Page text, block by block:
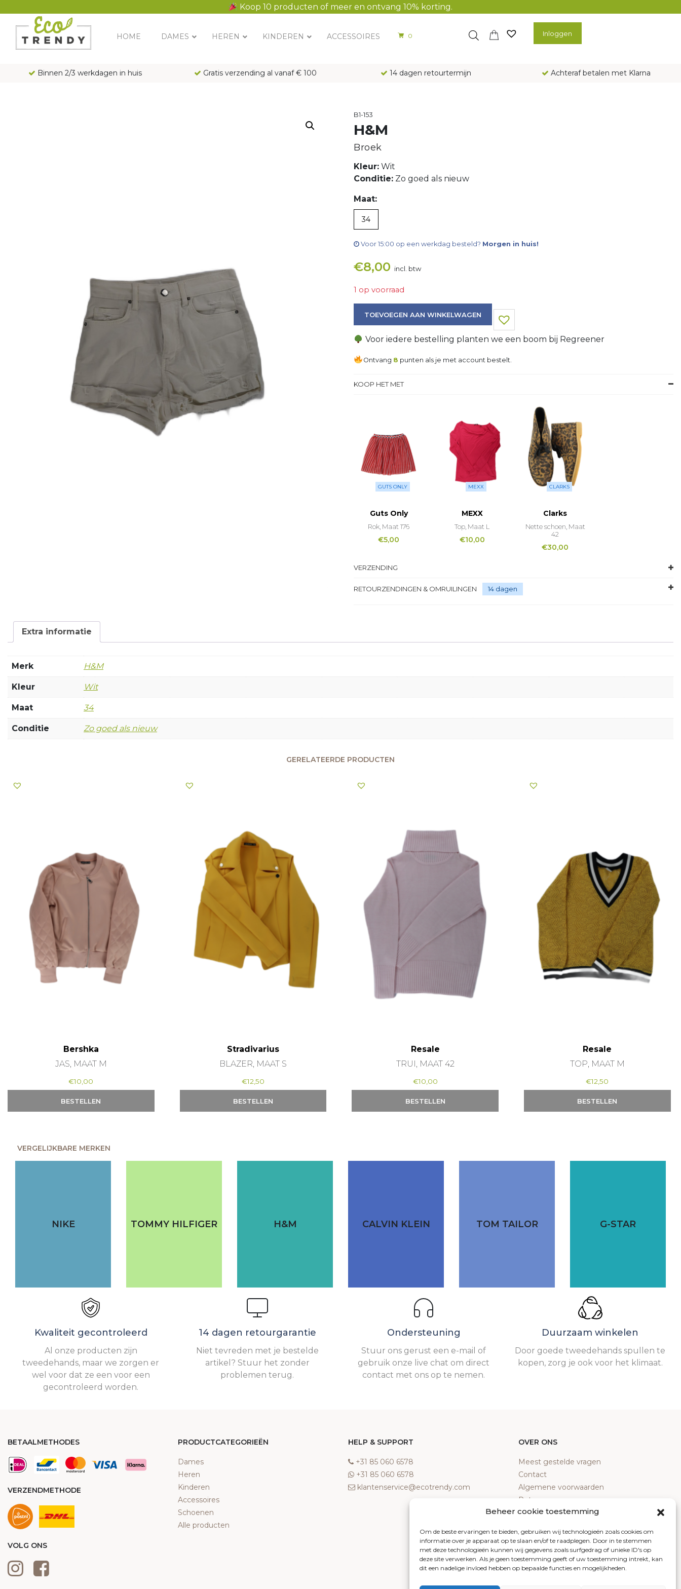
Koop 10 producten of meer en ontvang 10% korting.
Beheer cookie toestemming
Om de beste ervaringen te bieden, gebruiken wij technologieën zoals cookies om
informatie over je apparaat op te slaan en/of te raadplegen. Door in te stemmen
met deze technologieën kunnen wij gegevens zoals surfgedrag of unieke ID's op
deze site verwerken. Als je geen toestemming geeft of uw toestemming intrekt, kan
dit een nadelige invloed hebben op bepaalde functies en mogelijkheden.
Main Navigation
HOME DAMES HEREN KINDEREN ACCESSOIRES 0 Inloggen
Binnen 2/3 werkdagen in huis Gratis verzending al vanaf € 100 14 dagen retourtermijn Achteraf betalen met Klarna
B1-153
H&M
Broek
Kleur: Wit
Conditie: Zo goed als nieuw
Maat:
34
Voor 15:00 op een werkdag besteld? Morgen in huis!
€8,00 incl. btw
1 op voorraad
TOEVOEGEN AAN WINKELWAGEN
Voor iedere bestelling planten we een boom bij Regreener
Ontvang 8 punten als je met account bestelt.
KOOP HET MET
GUTS ONLY
Guts Only
Rok, Maat 176
€5,00
MEXX
MEXX
Top, Maat L
€10,00
CLARKS
Clarks
Nette schoen, Maat
42
€30,00
VERZENDING
RETOURZENDINGEN & OMRUILINGEN 14 dagen
Extra informatie
Merk H&M
Kleur Wit
Maat 34
Conditie Zo goed als nieuw
GERELATEERDE PRODUCTEN
Bershka
JAS, MAAT M
€10,00
BESTELLEN
Stradivarius
BLAZER, MAAT S
€12,50
BESTELLEN
Resale
TRUI, MAAT 42
€10,00
BESTELLEN
Resale
TOP, MAAT M
€12,50
BESTELLEN
VERGELIJKBARE MERKEN
NIKE TOMMY HILFIGER H&M CALVIN KLEIN TOM TAILOR G-STAR
Kwaliteit gecontroleerd
Al onze producten zijn
tweedehands, maar we zorgen er
wel voor dat ze een voor een
gecontroleerd worden.
14 dagen retourgarantie
Niet tevreden met je bestelde
artikel? Stuur het zonder
problemen terug.
Ondersteuning
Stuur ons gerust een e-mail of
gebruik onze live chat om direct
contact met ons op te nemen.
Duurzaam winkelen
Door goede tweedehands spullen te
kopen, zorg je ook voor het klimaat.
BETAALMETHODES
VERZENDMETHODE
VOLG ONS
PRODUCTCATEGORIEËN
Dames
Heren
Kinderen
Accessoires
Schoenen
Alle producten
HELP & SUPPORT
‎+31 85 060 6578
‎+31 85 060 6578
klantenservice@ecotrendy.com
OVER ONS
Meest gestelde vragen
Contact
Algemene voorwaarden
Retourneren
Klachten
Cookiebeleid